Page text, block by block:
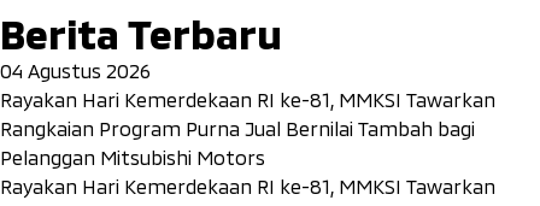
Berita Terbaru
04 Agustus 2026
Rayakan Hari Kemerdekaan RI ke-81, MMKSI Tawarkan
Rangkaian Program Purna Jual Bernilai Tambah bagi
Pelanggan Mitsubishi Motors
Rayakan Hari Kemerdekaan RI ke-81, MMKSI Tawarkan